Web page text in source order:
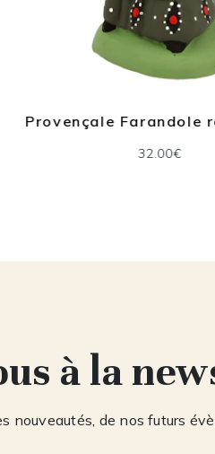
N° 2
à la
nouveautés, de nos futurs